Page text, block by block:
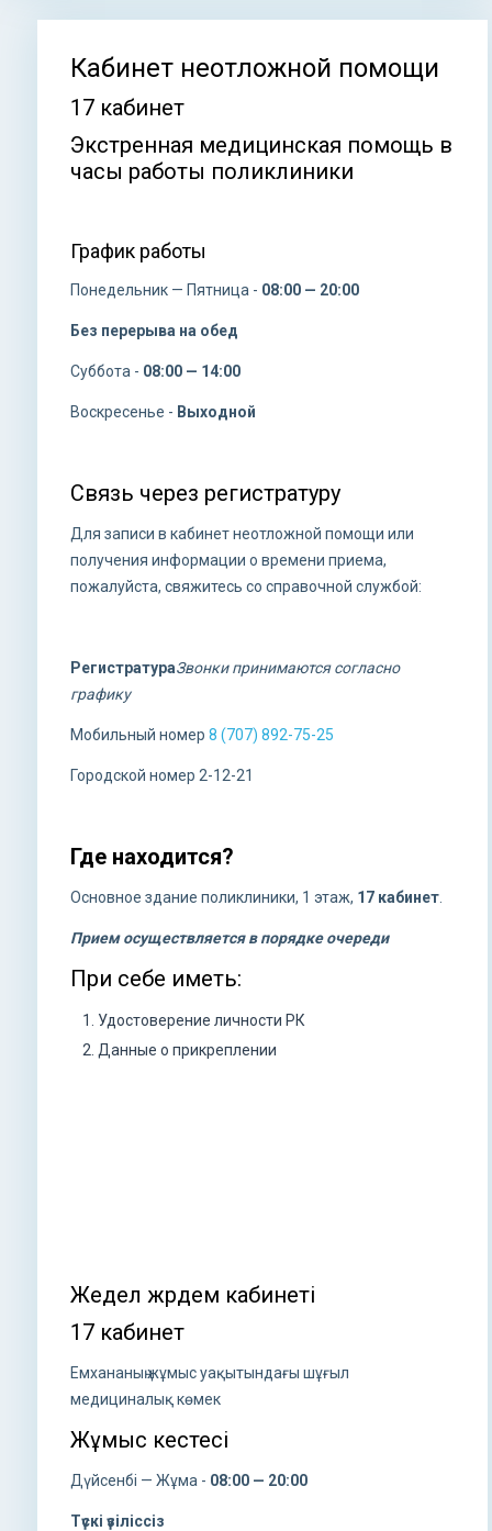
Вы здесь
Кабинет неотложной помощи
17 кабинет
Экстренная медицинская помощь в
часы работы поликлиники
График работы
Понедельник — Пятница - 08:00 — 20:00
Без перерыва на обед
Суббота - 08:00 — 14:00
Воскресенье - Выходной
Связь через регистратуру
Для записи в кабинет неотложной помощи или
получения информации о времени приема,
пожалуйста, свяжитесь со справочной службой:
РегистратураЗвонки принимаются согласно
графику
Мобильный номер8 (707) 892-75-25
Городской номер 2-12-21
Где находится?
Основное здание поликлиники, 1 этаж, 17 кабинет
Прием осуществляется в порядке очереди
При себе иметь:
Удостоверение личности РК
Данные о прикреплении
Жедел жәрдем кабинеті
17 кабинет
Емхананың жұмыс уақытындағы шұғыл
медициналық көмек
Жұмыс кестесі
Дүйсенбі — Жұма - 08:00 — 20:00
Түскі үзіліссіз